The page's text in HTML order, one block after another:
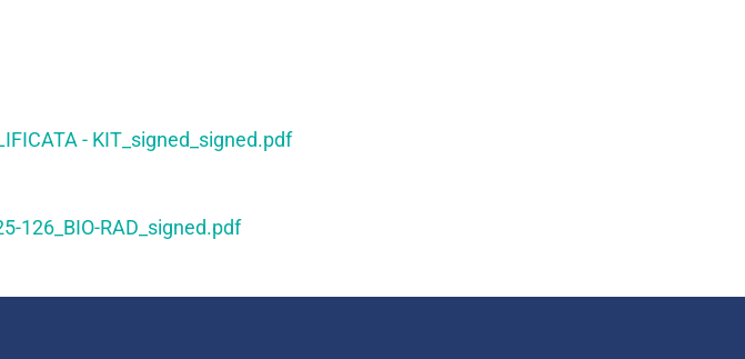
- KIT_signed_signed.pdf
126_BIO-RAD_signed.pdf